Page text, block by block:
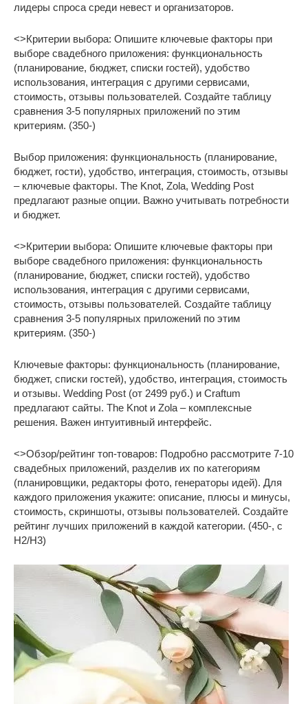
лидеры спроса среди невест и организаторов.
<>Критерии выбора: Опишите ключевые факторы при
выборе свадебного приложения: функциональность
(планирование, бюджет, списки гостей), удобство
использования, интеграция с другими сервисами,
стоимость, отзывы пользователей. Создайте таблицу
сравнения 3-5 популярных приложений по этим
критериям. (350-)
Выбор приложения: функциональность (планирование,
бюджет, гости), удобство, интеграция, стоимость, отзывы
– ключевые факторы. The Knot, Zola, Wedding Post
предлагают разные опции. Важно учитывать потребности
и бюджет.
<>Критерии выбора: Опишите ключевые факторы при
выборе свадебного приложения: функциональность
(планирование, бюджет, списки гостей), удобство
использования, интеграция с другими сервисами,
стоимость, отзывы пользователей. Создайте таблицу
сравнения 3-5 популярных приложений по этим
критериям. (350-)
Ключевые факторы: функциональность (планирование,
бюджет, списки гостей), удобство, интеграция, стоимость
и отзывы. Wedding Post (от 2499 руб.) и Craftum
предлагают сайты. The Knot и Zola – комплексные
решения. Важен интуитивный интерфейс.
<>Обзор/рейтинг топ-товаров: Подробно рассмотрите 7-10
свадебных приложений, разделив их по категориям
(планировщики, редакторы фото, генераторы идей). Для
каждого приложения укажите: описание, плюсы и минусы,
стоимость, скриншоты, отзывы пользователей. Создайте
рейтинг лучших приложений в каждой категории. (450-, с
H2/H3)